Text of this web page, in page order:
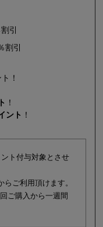
引
割引
！
！
ント ！
ト付与対象とさせ
らご利用頂けます。
ご購入から一週間